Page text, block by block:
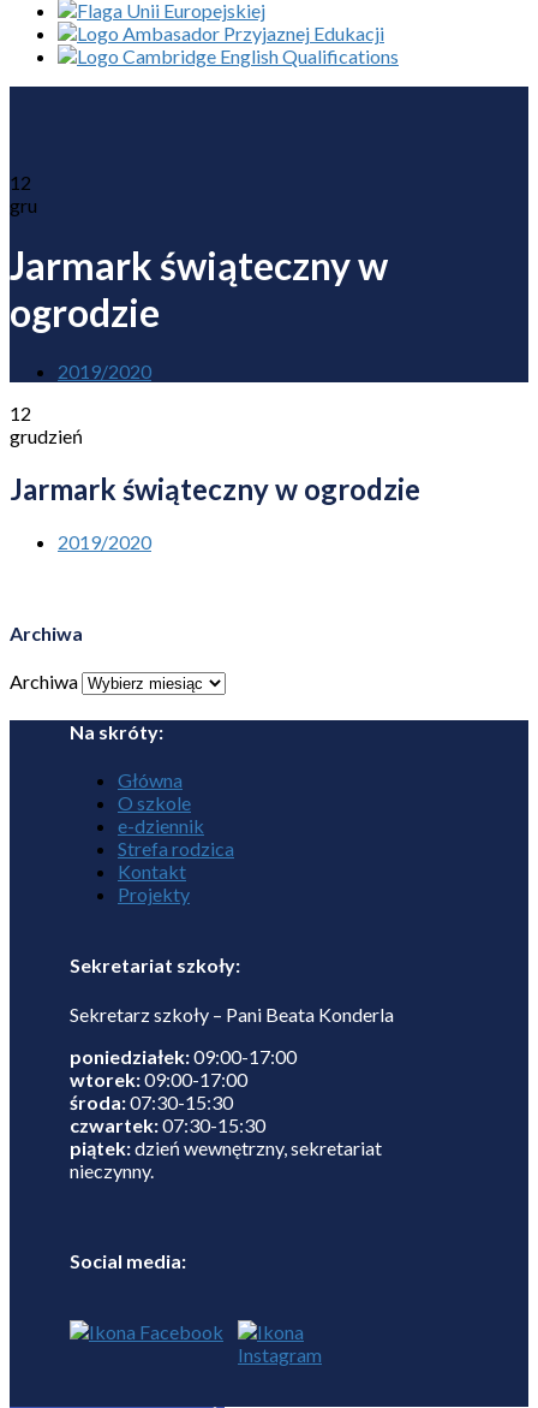
12
gru
Jarmark świąteczny w
ogrodzie
2019/2020
12
grudzień
Jarmark świąteczny w ogrodzie
2019/2020
Archiwa
Archiwa
Na skróty:
Główna
O szkole
e-dziennik
Strefa rodzica
Kontakt
Projekty
Sekretariat szkoły:
Sekretarz szkoły – Pani Beata Konderla
poniedziałek:09:00-17:00
wtorek:09:00-17:00
środa:07:30-15:30
czwartek:07:30-15:30
piątek:dzień wewnętrzny, sekretariat
nieczynny.
Social media: